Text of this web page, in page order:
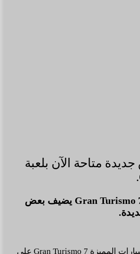
متاحة الآن بلعبة
تحديث جديد للعبة Gran Turismo 7 يضيف بعض
قد حازت لعبة سباق السيارات المميزة Gran Turismo 7 على